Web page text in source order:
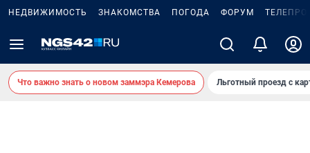
НЕДВИЖИМОСТЬ ЗНАКОМСТВА ПОГОДА ФОРУМ
Что важно знать о новом заммэра Кемерова Льготный проезд с